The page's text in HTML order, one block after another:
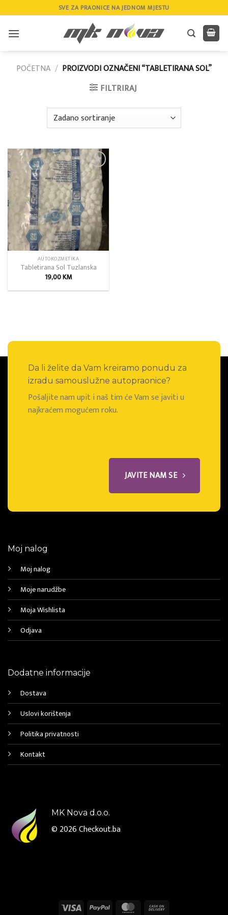
to
content
SVE ZA PRAONICE NA JEDNOM MJESTU
POČETNA / PROIZVODI OZNAČENI “TABLETIRANA SOL”
FILTRIRAJ
Add to
wishlist
AUTOKOZMETIKA
Tabletirana Sol Tuzlanska
19,00KM
Da li želite da Vam kreiramo ponudu za
izradu samouslužne autopraonice?
Pošaljite nam upit i naš tim će Vam se javiti u
najkraćem mogućem roku.
JAVITE NAM SE
Moj nalog
Moj nalog
Moje narudžbe
Moja Wishlista
Odjava
Dodatne informacije
Dostava
Uslovi korištenja
Politika privatnosti
Kontakt
MK Nova d.o.o.
© 2026Checkout.ba